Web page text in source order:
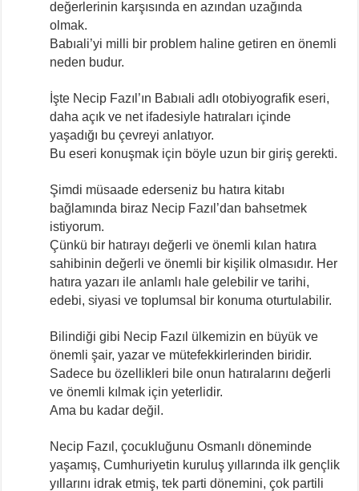
değerlerinin karşısında en azından uzağında
olmak.
Babıali’yi milli bir problem haline getiren en önemli
neden budur.
İşte Necip Fazıl’ın Babıali adlı otobiyografik eseri,
daha açık ve net ifadesiyle hatıraları içinde
yaşadığı bu çevreyi anlatıyor.
Bu eseri konuşmak için böyle uzun bir giriş gerekti.
Şimdi müsaade ederseniz bu hatıra kitabı
bağlamında biraz Necip Fazıl’dan bahsetmek
istiyorum.
Çünkü bir hatırayı değerli ve önemli kılan hatıra
sahibinin değerli ve önemli bir kişilik olmasıdır. Her
hatıra yazarı ile anlamlı hale gelebilir ve tarihi,
edebi, siyasi ve toplumsal bir konuma oturtulabilir.
Bilindiği gibi Necip Fazıl ülkemizin en büyük ve
önemli şair, yazar ve mütefekkirlerinden biridir.
Sadece bu özellikleri bile onun hatıralarını değerli
ve önemli kılmak için yeterlidir.
Ama bu kadar değil.
Necip Fazıl, çocukluğunu Osmanlı döneminde
yaşamış, Cumhuriyetin kuruluş yıllarında ilk gençlik
yıllarını idrak etmiş, tek parti dönemini, çok partili